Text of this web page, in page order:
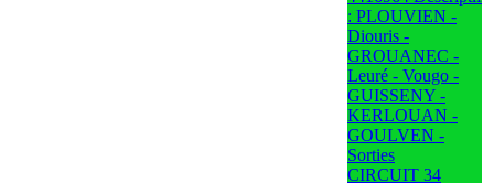
: PLOUVIEN -
Diouris -
GROUANEC -
Leuré - Vougo -
GUISSENY -
KERLOUAN -
GOULVEN -
Sorties
CIRCUIT 34